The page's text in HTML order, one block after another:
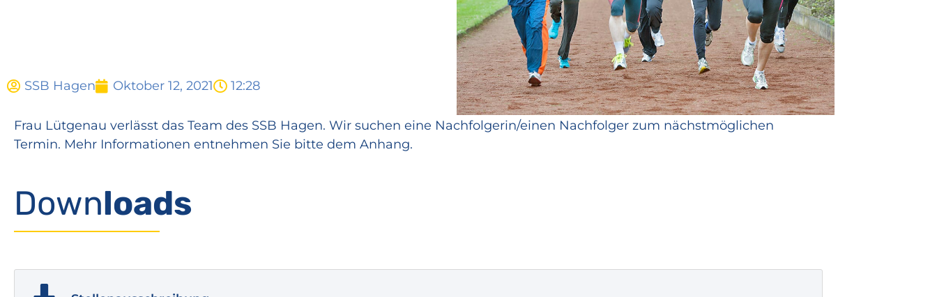
SSB Hagen Oktober 12, 2021 12:28
Frau Lütgenau verlässt das Team des SSB Hagen. Wir suchen eine Nachfolgerin/einen Nachfolger zum nächstmöglichen
Termin. Mehr Informationen entnehmen Sie bitte dem Anhang.
Downloads